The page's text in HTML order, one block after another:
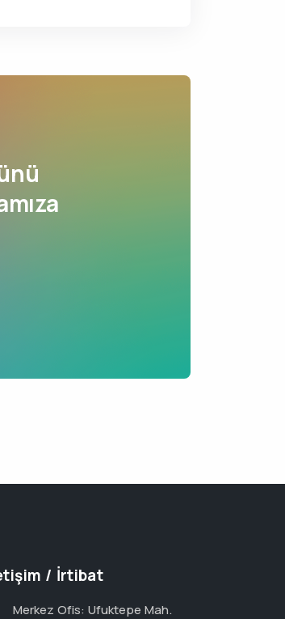
/ İrtibat
Merkez Ofis: Ufuktepe Mah.